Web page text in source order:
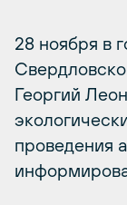
28 ноября в
Георгий
проведения